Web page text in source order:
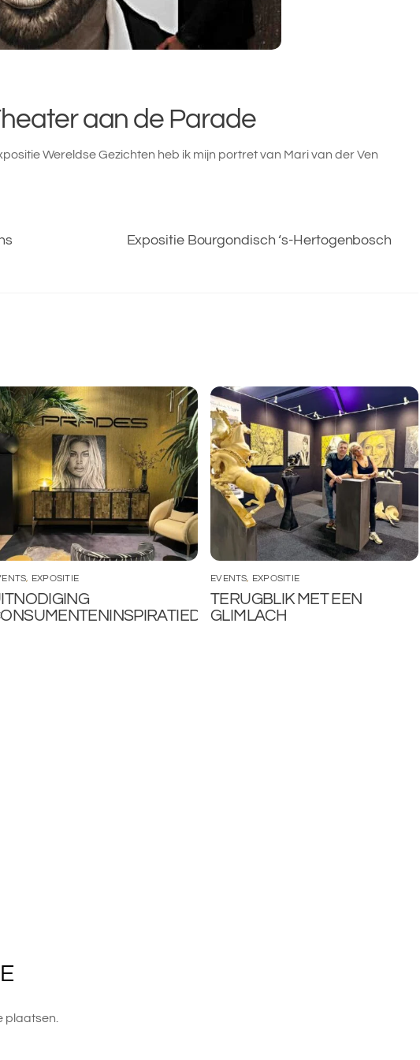
aan de Parade
Wereldse Gezichten heb ik mijn portret van Mari van der Ven
Expositie Bourgondisch ‘s-Hertogenbosch
, EXPOSITIE EVENTS, EXPOSITIE
TERUGBLIK MET EEN
GLIMLACH
plaatsen.